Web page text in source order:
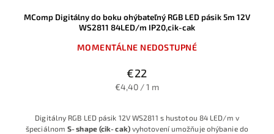
MComp Digitálny do boku ohýbateľný RGB LED pásik 5m 12V
WS2811 84LED/m IP20,cik-cak
MOMENTÁLNE NEDOSTUPNÉ
€22
€4,40 / 1 m
Digitálny RGB LED pásik 12V WS2811 s hustotou 84 LED/m v
špeciálnomS‑shape (cik‑cak)vyhotovení umožňuje ohýbanie do